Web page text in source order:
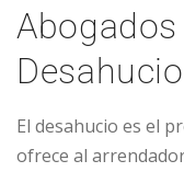
El desahucio es el
ofrece al